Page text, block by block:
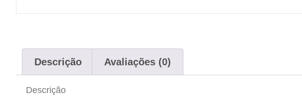
Descrição Avaliações (0)
Descrição